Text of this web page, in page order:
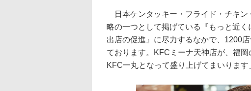
日本ケンタッキー・フライド・チキン
略の一つとして掲げている『もっと近
出店の促進』に尽力するなかで、1200
ております。KFCミーナ天神店が、福
KFC一丸となって盛り上げてまいります